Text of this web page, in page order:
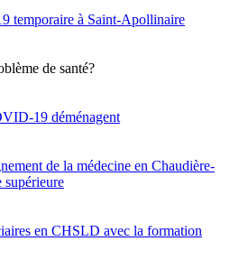
temporaire à Saint-Apollinaire
de santé?
19 déménagent
de la médecine en Chaudière-
supérieure
en CHSLD avec la formation